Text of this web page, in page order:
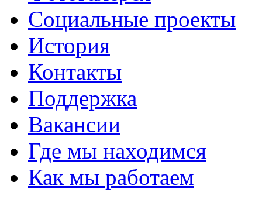
Социальные проекты
История
Контакты
Поддержка
Вакансии
Где мы находимся
Как мы работаем